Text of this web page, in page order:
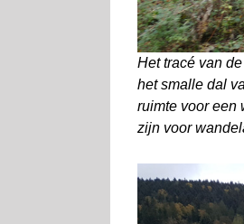
Het tracé van
het smalle dal
ruimte voor een
zijn voor